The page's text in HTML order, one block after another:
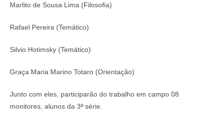
Marlito de Sousa Lima (Filosofia)
Rafael Pereira (Temático)
Silvio Hotimsky (Temático)
Graça Maria Marino Totaro (Orientação)
Junto com eles, participarão do trabalho em campo 08
monitores, alunos da 3ª série.